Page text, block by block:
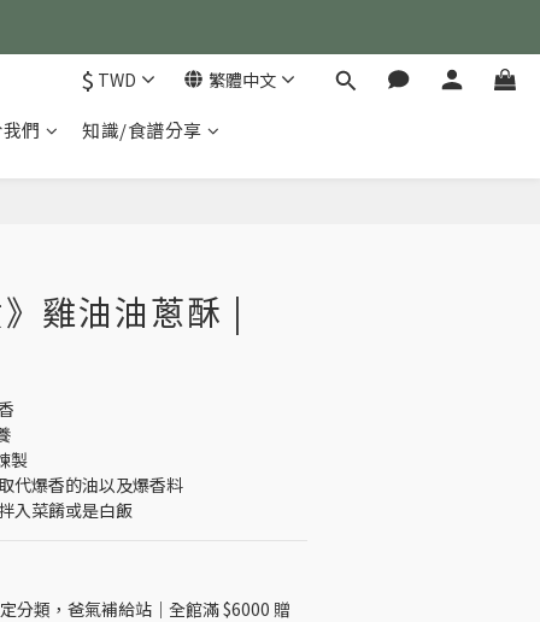
$ TWD 繁體中文
們 知識/食譜分享
雞油油蔥酥 |
製
代爆香的油以及爆香料
入菜餚或是白飯
分類，爸氣補給站｜全館滿 $6000 贈